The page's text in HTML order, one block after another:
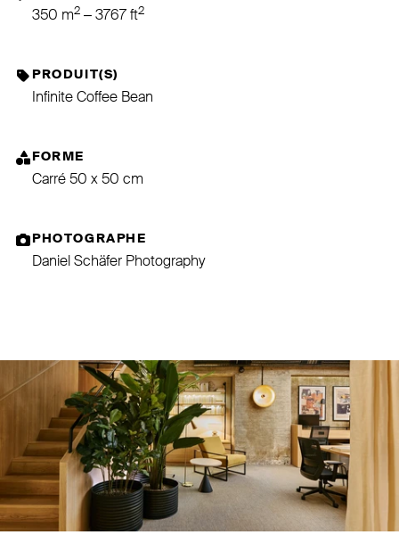
350 m2 – 3767 ft2
PRODUIT(S)
Infinite Coffee Bean
FORME
Carré 50 x 50 cm
PHOTOGRAPHE
Daniel Schäfer Photography